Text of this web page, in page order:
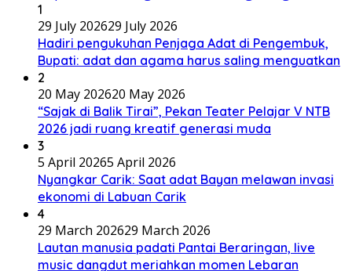
1
29 July 202629 July 2026
Hadiri pengukuhan Penjaga Adat di Pengembuk,
Bupati: adat dan agama harus saling menguatkan
2
20 May 202620 May 2026
“Sajak di Balik Tirai”, Pekan Teater Pelajar V NTB
2026 jadi ruang kreatif generasi muda
3
5 April 20265 April 2026
Nyangkar Carik: Saat adat Bayan melawan invasi
ekonomi di Labuan Carik
4
29 March 202629 March 2026
Lautan manusia padati Pantai Beraringan, live
music dangdut meriahkan momen Lebaran